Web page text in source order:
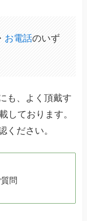
お電話のいず
も、よく頂戴す
しております。
ください。
問